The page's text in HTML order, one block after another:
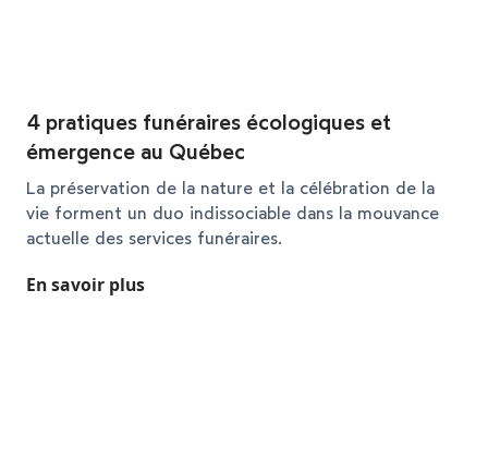
4 pratiques funéraires écologiques et
émergence au Québec
La préservation de la nature et la célébration de la
vie forment un duo indissociable dans la mouvance
actuelle des services funéraires.
En savoir plus